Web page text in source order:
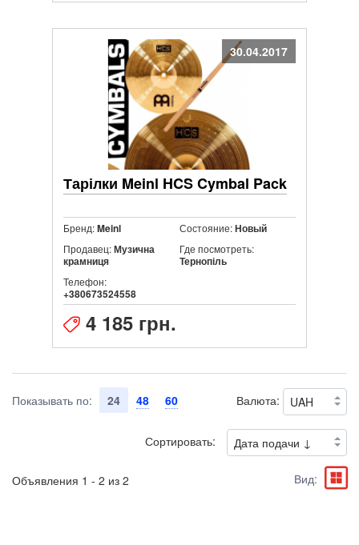
30.04.2017
Тарілки Meinl HCS Cymbal Pack
Бренд:Meinl Состояние:Новый
Продавец:Музична
крамниця
Где посмотреть:
Тернопіль
Телефон:
+380673524558
4 185 грн.
Показывать по: 24 48 60 Валюта:
Сортировать:
Объявления 1 - 2 из 2 Вид: